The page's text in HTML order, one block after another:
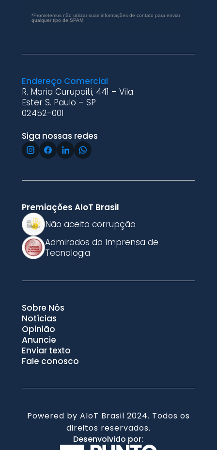
*Prometemos não utilizar suas informações de contato para enviar
qualquer tipo de SPAM.
Endereço Comercial
R. Maria Curupaiti, 441 – Vila
Ester S. Paulo – SP
02452-001
Siga nossas redes
Premiações AIoT Brasil
Não aceito corrupção
Admirados da Imprensa de
Tecnologia
Sobre Nós
Notícias
Opinião
Anuncie
Enviar texto
Fale conosco
Powered by AIoT Brasil 2024. Todos os
direitos reservados.
Desenvolvido por: